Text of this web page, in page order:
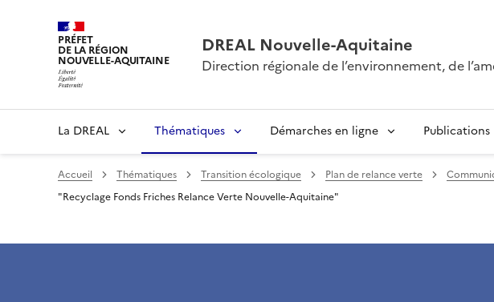
PRÉFET
DE LA RÉGION
NOUVELLE-AQUITAINE
DREAL Nouvelle-Aquitaine
Direction régionale de l’environnement, de
La DREAL Thématiques Démarches en ligne Publications
Accueil Thématiques Transition écologique Plan de relance verte
"Recyclage Fonds Friches Relance Verte Nouvelle-Aquitaine"